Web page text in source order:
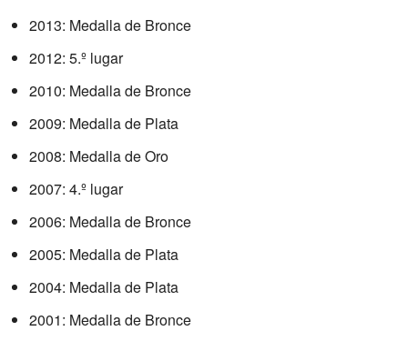
2013: Medalla de Bronce
2012: 5.º lugar
2010: Medalla de Bronce
2009: Medalla de Plata
2008: Medalla de Oro
2007: 4.º lugar
2006: Medalla de Bronce
2005: Medalla de Plata
2004: Medalla de Plata
2001: Medalla de Bronce